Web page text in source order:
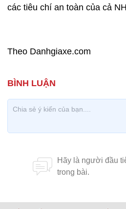
các tiêu chí an toàn của cả
Theo Danhgiaxe.com